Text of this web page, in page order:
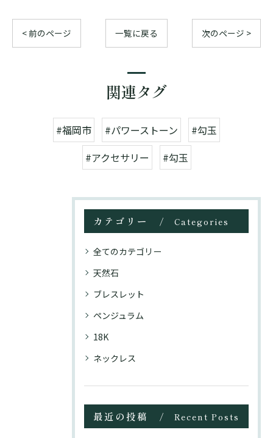
< 前のページ 一覧に戻る 次のページ >
関連タグ
#福岡市 #パワーストーン
#勾玉
#アクセサリー
#勾玉
カテゴリー Categories
全てのカテゴリー
天然石
ブレスレット
ペンジュラム
18K
ネックレス
最近の投稿 Recent Posts